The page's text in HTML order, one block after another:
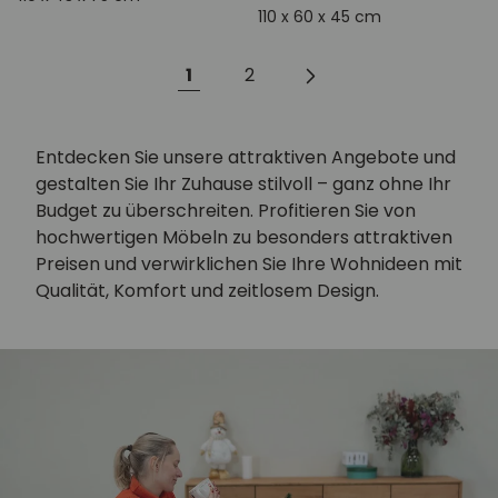
110 x 60 x 45 cm
1 2
Entdecken Sie unsere attraktiven Angebote und
gestalten Sie Ihr Zuhause stilvoll – ganz ohne Ihr
Budget zu überschreiten. Profitieren Sie von
hochwertigen Möbeln zu besonders attraktiven
Preisen und verwirklichen Sie Ihre Wohnideen mit
Qualität, Komfort und zeitlosem Design.